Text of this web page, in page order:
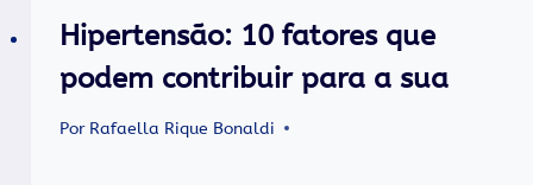
Hipertensão: 10 fatores que
podem contribuir para a sua
Por Rafaella Rique Bonaldi